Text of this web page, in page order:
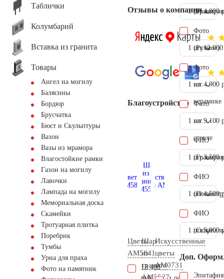
Таблички
Колумбарий
Вставка из гранита
Товары
Ангел на могилу
Балясины
Бордюр
Брусчатка
Бюст и Скульптуры
Вазон
Вазы из мрамора
Влагостойкие рамки
Газон на могилу
Лавочки
Лампада на могилу
Мемориальная доска
Скамейки
Тротуарная плитка
Поребрик
Тумбы
Урна для праха
Фото на памятник
Отзывы о компании
Благоустройство
Цветы
AM5841
18.400
Шар
из
гранита
AM5527
Искусственные
цветы
AM0731
1 шт.4.900
Фото
(Ручное)
1 шт.
Фото
на
керамике
1 шт. 4.900
Фото
на
стекле
1 шт. 9.100
ФИО
1 шт.3.500
ФИО
1 шт.4.500
ФИО
1 шт.9.000
Доп.
Эпитафия